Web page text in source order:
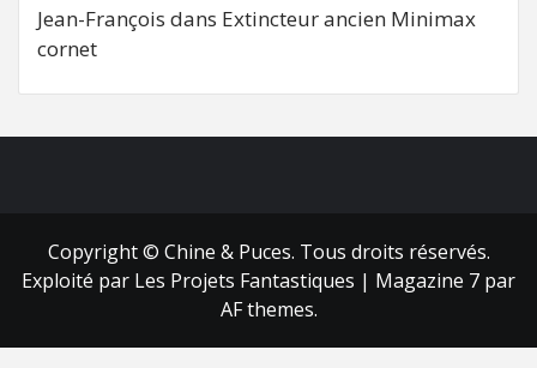
Jean-François dans Extincteur ancien Minimax
cornet
Copyright © Chine & Puces. Tous droits réservés.
Exploité par Les Projets Fantastiques | Magazine 7 par
AF themes.